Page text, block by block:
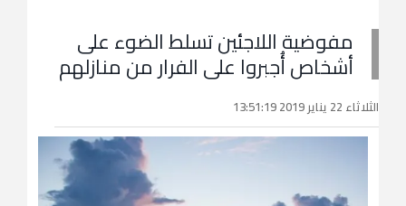
مفوضية اللاجئين تسلط الضوء على
أشخاص أُجبروا على الفرار من منازلهم
الثلاثاء 22 يناير 2019 13:51:19